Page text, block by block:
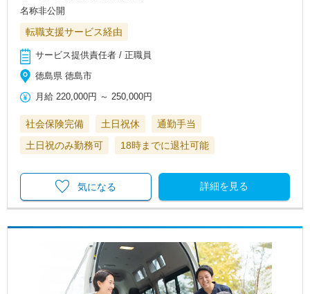
名称非公開
転職支援サービス経由
サービス提供責任者 / 正職員
徳島県 徳島市
月給 220,000円 ～250,000円
社会保険完備 土日祝休
通勤手当
土日祝のみ勤務可
18時までに退社可能
詳細を見る
気になる